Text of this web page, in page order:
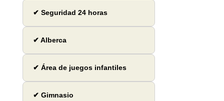
✔ Seguridad 24 horas
✔ Alberca
✔ Área de juegos infantiles
✔ Gimnasio